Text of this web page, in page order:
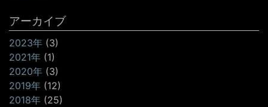
アーカイブ
2023年 (3)
2021年 (1)
2020年 (3)
2019年 (12)
2018年 (25)